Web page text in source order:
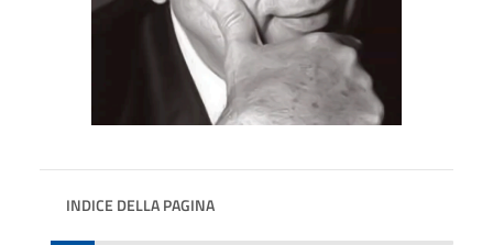
INDICE DELLA PAGINA